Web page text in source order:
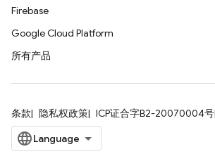
Firebase
Google Cloud Platform
所有产品
条款 隐私权政策 ICP证合字B2-20070004号